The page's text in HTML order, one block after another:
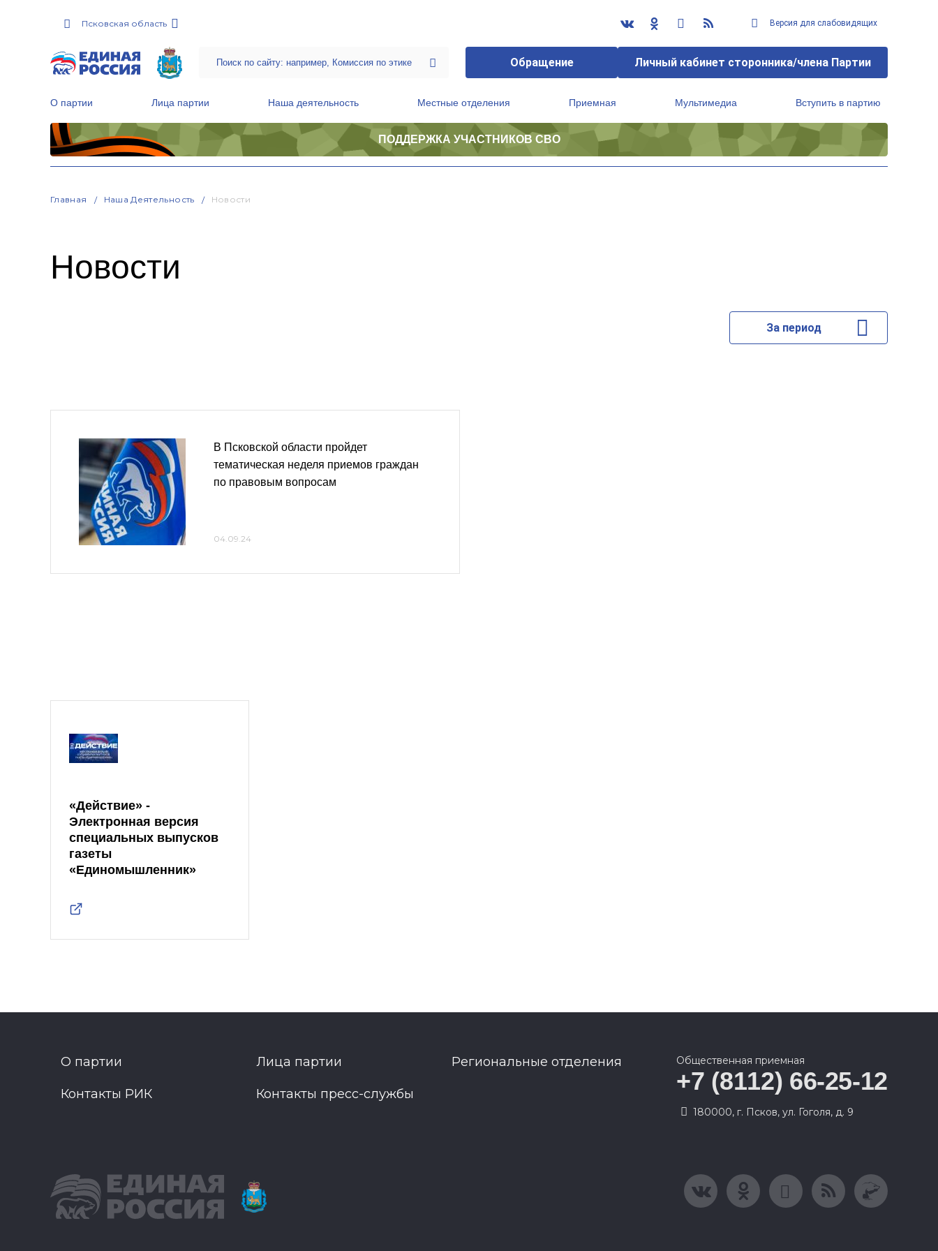
Псковская область Версия для слабовидящих
Обращение Личный кабинет сторонника/члена Партии
О партии Лица партии Наша деятельность Местные отделения Приемная Мультимедиа Вступить в партию
ПОДДЕРЖКА УЧАСТНИКОВ СВО
Главная Наша Деятельность Новости
Новости
За период
В Псковской области пройдет
тематическая неделя приемов граждан
по правовым вопросам
04.09.24
«Действие» -
Электронная версия
специальных выпусков
газеты
«Единомышленник»
О партии Лица партии Региональные отделения
Контакты РИК Контакты пресс-службы
Общественная приемная
+7 (8112) 66-25-12
180000, г. Псков, ул. Гоголя, д. 9